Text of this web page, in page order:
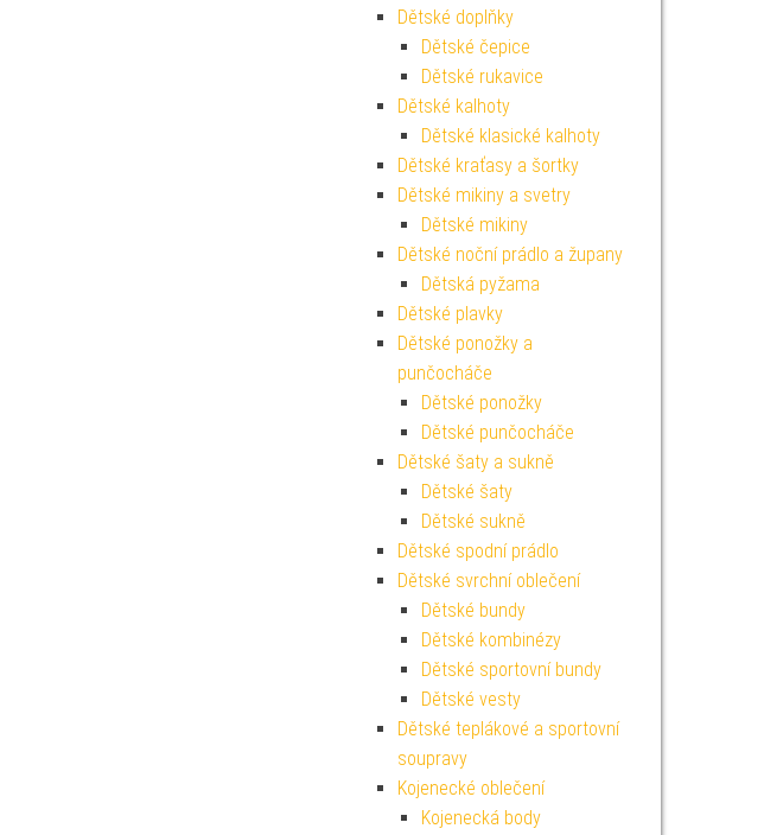
Dětské doplňky
Dětské čepice
Dětské rukavice
Dětské kalhoty
Dětské klasické kalhoty
Dětské kraťasy a šortky
Dětské mikiny a svetry
Dětské mikiny
Dětské noční prádlo a župany
Dětská pyžama
Dětské plavky
Dětské ponožky a
punčocháče
Dětské ponožky
Dětské punčocháče
Dětské šaty a sukně
Dětské šaty
Dětské sukně
Dětské spodní prádlo
Dětské svrchní oblečení
Dětské bundy
Dětské kombinézy
Dětské sportovní bundy
Dětské vesty
Dětské teplákové a sportovní
soupravy
Kojenecké oblečení
Kojenecká body